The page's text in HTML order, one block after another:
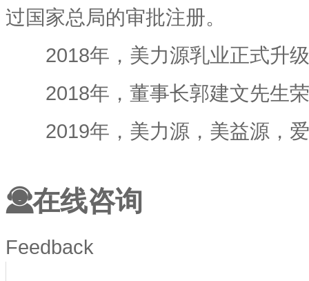
过国家总局的审批注册。
2018年，美力源乳业正式升级
2018年，董事长郭建文先生荣
2019年，美力源，美益源，爱
在线咨询
Feedback